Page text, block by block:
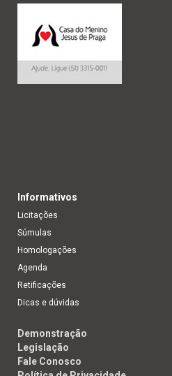
Informativos
Licitações
Súmulas
Homologações
Agenda
Retificações
Dicas e dúvidas
Demonstração
Legislação
Fale Conosco